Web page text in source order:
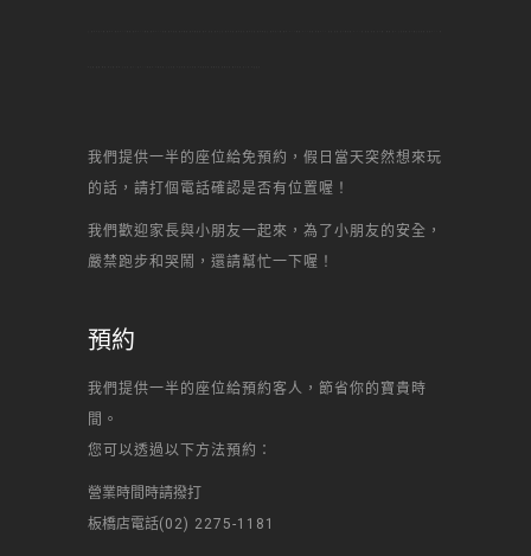
我們提供一半的座位給免預約，假日當天突然想來玩
的話，請打個電話確認是否有位置喔！
我們歡迎家長與小朋友一起來，為了小朋友的安全，
嚴禁跑步和哭鬧，還請幫忙一下喔！
預約
我們提供一半的座位給預約客人，節省你的寶貴時
間。
您可以透過以下方法預約：
營業時間時請撥打
板橋店電話(02) 2275-1181